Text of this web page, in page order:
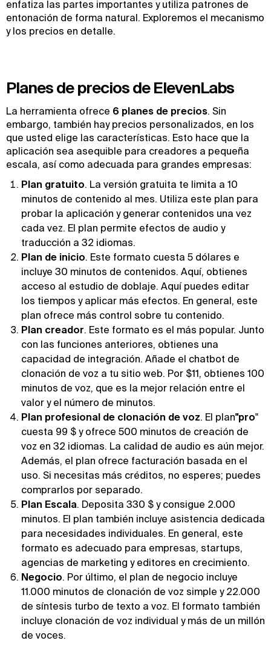
enfatiza las partes importantes y utiliza patrones de
entonación de forma natural. Exploremos el mecanismo
y los precios en detalle.
Planes de precios de ElevenLabs
La herramienta ofrece 6 planes de precios. Sin
embargo, también hay precios personalizados, en los
que usted elige las características. Esto hace que la
aplicación sea asequible para creadores a pequeña
escala, así como adecuada para grandes empresas:
Plan gratuito. La versión gratuita te limita a 10
minutos de contenido al mes. Utiliza este plan para
probar la aplicación y generar contenidos una vez
cada vez. El plan permite efectos de audio y
traducción a 32 idiomas.
Plan de inicio. Este formato cuesta 5 dólares e
incluye 30 minutos de contenidos. Aquí, obtienes
acceso al estudio de doblaje. Aquí puedes editar
los tiempos y aplicar más efectos. En general, este
plan ofrece más control sobre tu contenido.
Plan creador. Este formato es el más popular. Junto
con las funciones anteriores, obtienes una
capacidad de integración. Añade el chatbot de
clonación de voz a tu sitio web. Por $11, obtienes 100
minutos de voz, que es la mejor relación entre el
valor y el número de minutos.
Plan profesional de clonación de voz. El plan"pro"
cuesta 99 $ y ofrece 500 minutos de creación de
voz en 32 idiomas. La calidad de audio es aún mejor.
Además, el plan ofrece facturación basada en el
uso. Si necesitas más créditos, no esperes; puedes
comprarlos por separado.
Plan Escala. Deposita 330 $ y consigue 2.000
minutos. El plan también incluye asistencia dedicada
para necesidades individuales. En general, este
formato es adecuado para empresas, startups,
agencias de marketing y editores en crecimiento.
Negocio. Por último, el plan de negocio incluye
11.000 minutos de clonación de voz simple y 22.000
de síntesis turbo de texto a voz. El formato también
incluye clonación de voz individual y más de un millón
de voces.